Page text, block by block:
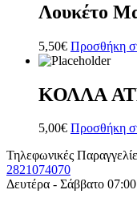
Λουκέτο
5,50€ Προσθήκη
ΚΟΛΛΑ
5,00€ Προσθήκη
Τηλεφωνικές
2821074070
Δευτέρα - Σάββατο